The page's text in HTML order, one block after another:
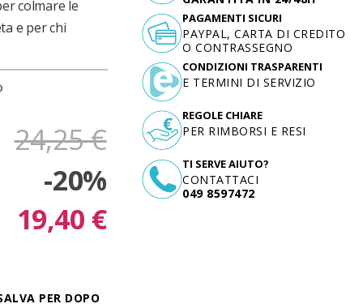
colmare le
e per chi
24,25 €
-20%
19,40 €
PER DOPO
TI SERVE AIUTO?
CONTATTACI
049 8597472
PAGAMENTI SICURI
PAYPAL, CARTA DI CREDITO
O CONTRASSEGNO
CONDIZIONI TRASPARENTI
E TERMINI DI SERVIZIO
REGOLE CHIARE
PER RIMBORSI E RESI